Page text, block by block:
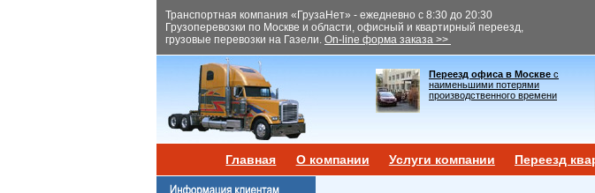
Транспортная компания «ГрузаНет» - ежедневно с 8:30 до 20:30
Грузоперевозки по Москве и области, офисный и квартирный переезд,
грузовые перевозки на Газели. On-line форма заказа >>
Переезд офиса в Москве с
наименьшими потерями
производственного времени
Главная О компании Услуги компании Переезд